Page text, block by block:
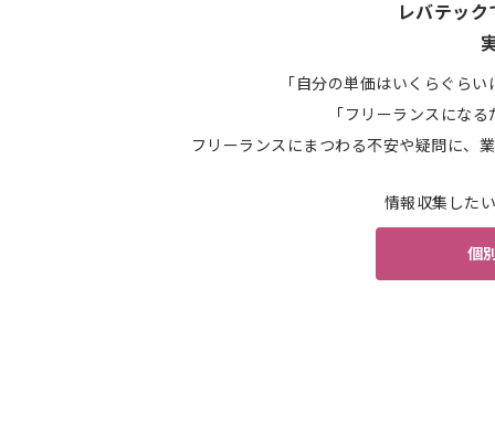
レバテッ
「自分の単価はいくらぐら
「フリーランスにな
フリーランスにまつわる不安や疑問に、
情報収集した
個